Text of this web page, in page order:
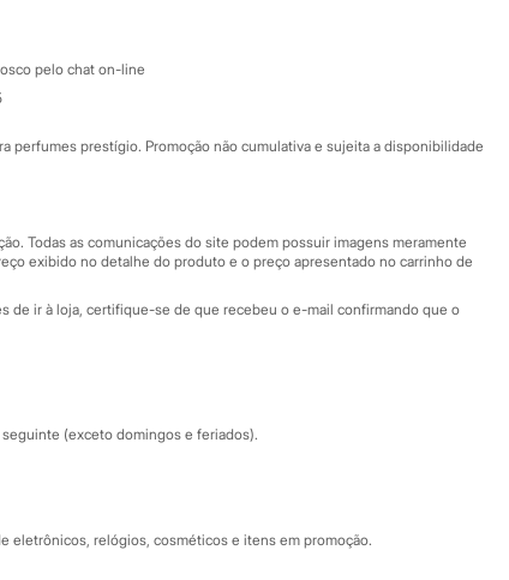
Atendimento
Fale conosco
Central de ética
Eventos
pelo chat on-line
perfumes prestígio. Promoção não cumulativa e sujeita a disponibilidade
Todas as comunicações do site podem possuir imagens meramente
exibido no detalhe do produto e o preço apresentado no carrinho de
de ir à loja, certifique-se de que recebeu o e-mail confirmando que o
(exceto domingos e feriados).
eletrônicos, relógios, cosméticos e itens em promoção.